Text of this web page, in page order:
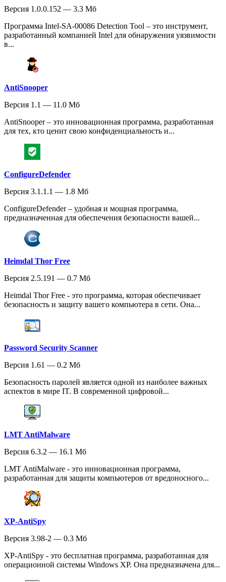
Версия 1.0.0.152 — 3.3 Мб
Программа Intel-SA-00086 Detection Tool – это инструмент,
разработанный компанией Intel для обнаружения уязвимости
в...
AntiSnooper
Версия 1.1 — 11.0 Мб
AntiSnooper – это инновационная программа, разработанная
для тех, кто ценит свою конфиденциальность и...
ConfigureDefender
Версия 3.1.1.1 — 1.8 Мб
ConfigureDefender – удобная и мощная программа,
предназначенная для обеспечения безопасности вашей...
Heimdal Thor Free
Версия 2.5.191 — 0.7 Мб
Heimdal Thor Free - это программа, которая обеспечивает
безопасность и защиту вашего компьютера в сети. Она...
Password Security Scanner
Версия 1.61 — 0.2 Мб
Безопасность паролей является одной из наиболее важных
аспектов в мире IT. В современной цифровой...
LMT AntiMalware
Версия 6.3.2 — 16.1 Мб
LMT AntiMalware - это инновационная программа,
разработанная для защиты компьютеров от вредоносного...
XP-AntiSpy
Версия 3.98-2 — 0.3 Мб
XP-AntiSpy - это бесплатная программа, разработанная для
операционной системы Windows XP. Она предназначена для...